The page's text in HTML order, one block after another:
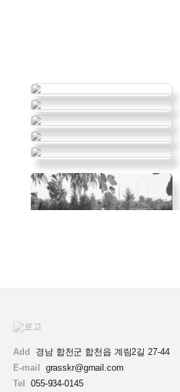
Add
경남 합천군 합천읍 계림2길 27-44
E-mail
grasskr@gmail.com
Tel
055-934-0145